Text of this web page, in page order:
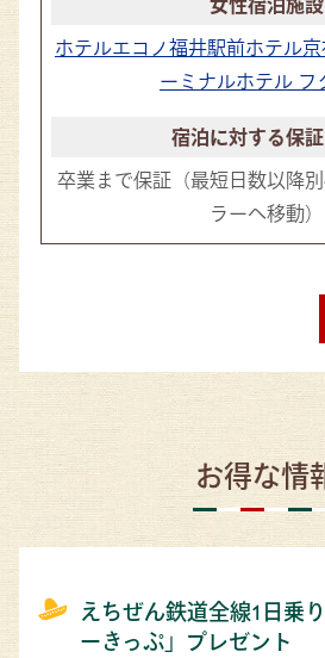
ホテルエコノ福井駅前ホテル
ーミナルホテル フ
卒業まで保証 （最短日数以降
ラーへ移動）
お得な情
えちぜん鉄道全線1日乗
ーきっぷ」プレゼント